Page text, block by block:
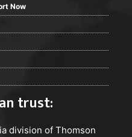
Now
trust:
division of Thomson